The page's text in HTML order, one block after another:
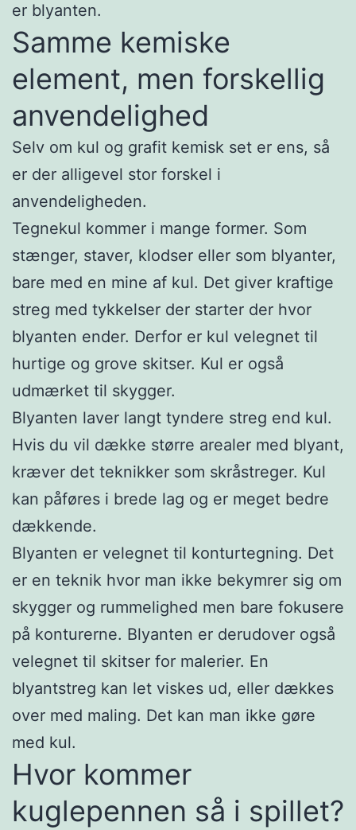
er blyanten.
Samme kemiske
element, men forskellig
anvendelighed
Selv om kul og grafit kemisk set er ens, så
er der alligevel stor forskel i
anvendeligheden.
Tegnekul kommer i mange former. Som
stænger, staver, klodser eller som blyanter,
bare med en mine af kul. Det giver kraftige
streg med tykkelser der starter der hvor
blyanten ender. Derfor er kul velegnet til
hurtige og grove skitser. Kul er også
udmærket til skygger.
Blyanten laver langt tyndere streg end kul.
Hvis du vil dække større arealer med blyant,
kræver det teknikker som skråstreger. Kul
kan påføres i brede lag og er meget bedre
dækkende.
Blyanten er velegnet til konturtegning. Det
er en teknik hvor man ikke bekymrer sig om
skygger og rummelighed men bare fokusere
på konturerne. Blyanten er derudover også
velegnet til skitser for malerier. En
blyantstreg kan let viskes ud, eller dækkes
over med maling. Det kan man ikke gøre
med kul.
Hvor kommer
kuglepennen så i spillet?